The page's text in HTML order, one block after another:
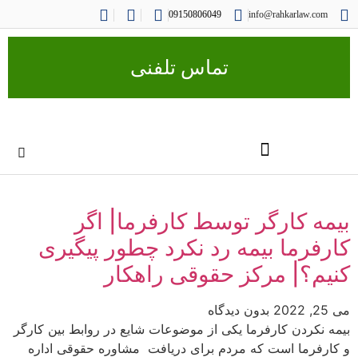
info@rahkarlaw.com
09150806049
تماس تلفنی
بیمه کارگر توسط کارفرما| اگر
کارفرما بیمه رد نکرد چطور پیگیری
کنیم؟| مرکز حقوقی راهکار
می 25, 2022
بدون دیدگاه
بیمه نکردن کارفرما یکی از موضوعات شایع در روابط بین کارگر
و کارفرما است که مردم برای دریافت مشاوره حقوقی اداره